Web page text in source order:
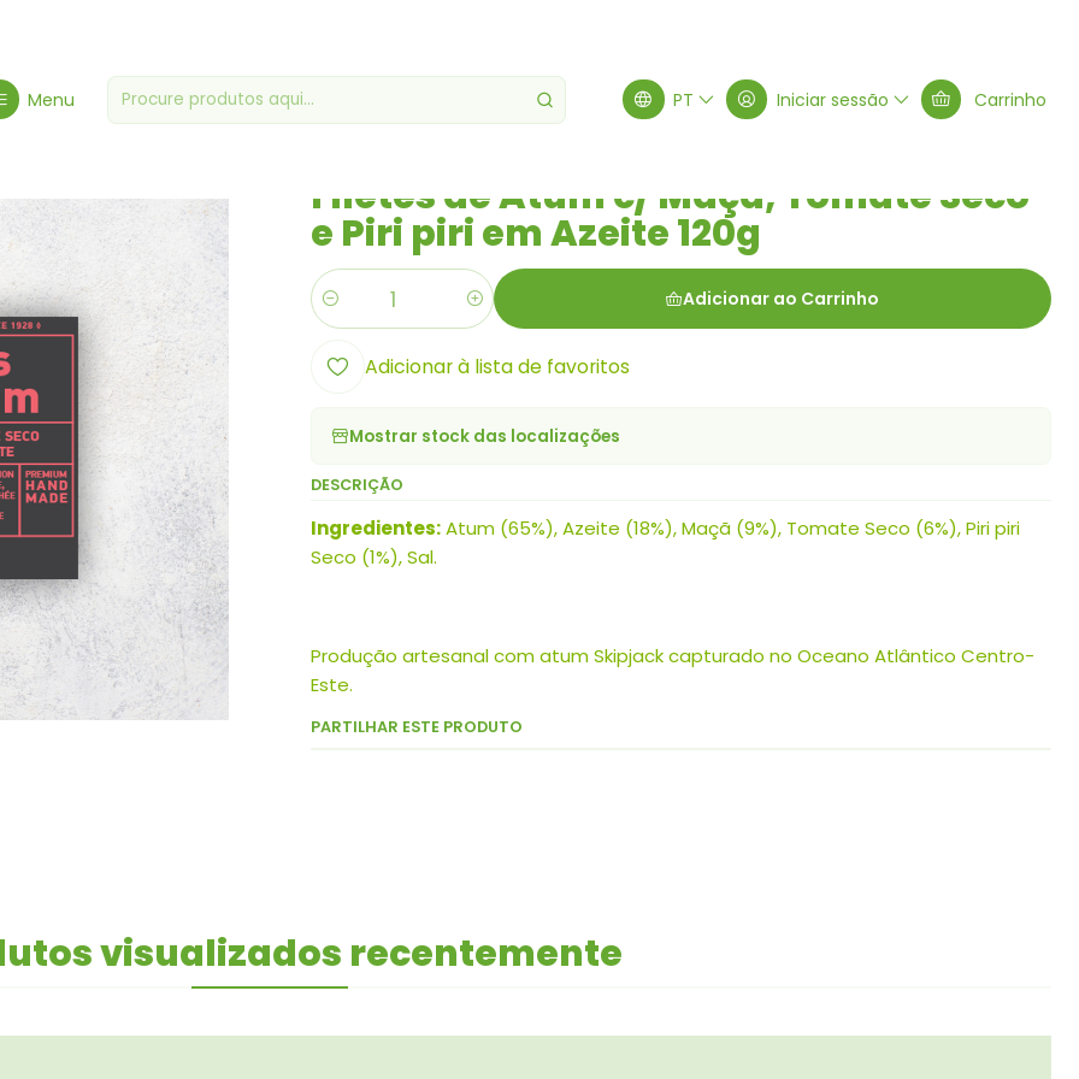
Menu PT Iniciar sessão Carrinho
Filetes de Atum c/ Maçã, Tomate Seco
e Piri piri em Azeite 120g
Quantidade Adicionar ao Carrinho
Adicionar à lista de favoritos
Mostrar stock das localizações
DESCRIÇÃO
Ingredientes:Atum (65%), Azeite (18%), Maçã (9%), Tomate Seco (6%), Piri piri
Seco (1%), Sal.
Produção artesanal com atum Skipjack capturado no Oceano Atlântico Centro-
Este.
PARTILHAR ESTE PRODUTO
visualizados recentemente